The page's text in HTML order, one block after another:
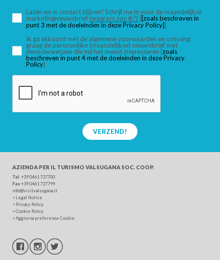
Laten we in contact blijven! Schrijf me in voor de maandelijkse
marketingnieuwsbrief (waarom zou ik?) [[zoals beschreven in
punt 3 met de doeleinden in deze Privacy Policy]]
Ik ga akkoord met de algemene voorwaarden en ontvang
graag de persoonlijke (maandelijkse) nieuwsbrief met
deonderwerpen die mij het meest interesseren [zoals
beschreven in punt 4 met de doeleinden in deze Privacy
Policy]
VERZEND!
AZIENDA PER IL TURISMO VALSUGANA SOC. COOP.
Tel . +39 0461 727700
Fax+39 0461 727799
info@visitvalsugana.it
> Legal Notice
> Privacy Policy
>Cookie Policy
>Aggiorna preferenze Cookie